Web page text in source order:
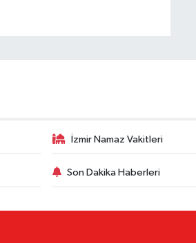
İzmir Namaz Vakitleri
Son Dakika Haberleri